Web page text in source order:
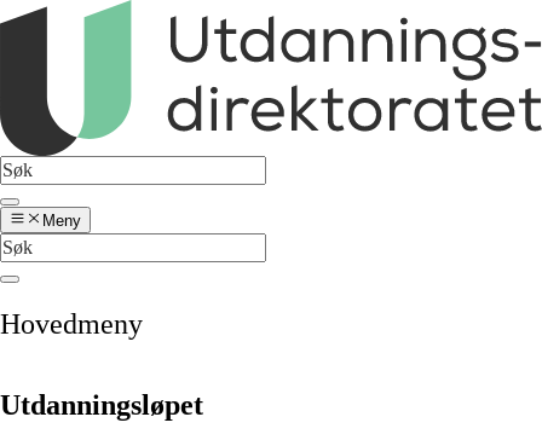
Meny
Hovedmeny
Utdanningsløpet